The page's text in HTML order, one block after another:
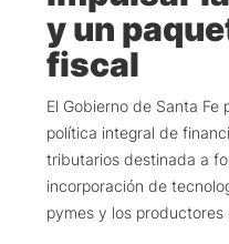
y un
fiscal
El Gobierno de Santa
política integral de
tributarios destinada a
incorporación de
pymes y los productores